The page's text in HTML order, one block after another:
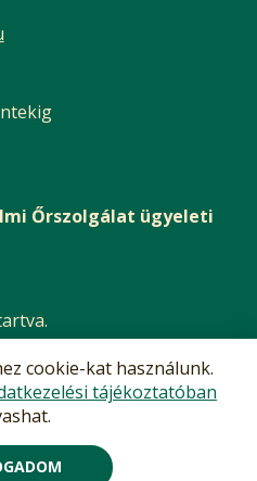
cookie-kat használunk.
tájékoztatóban
Őrszolgálat ügyeleti